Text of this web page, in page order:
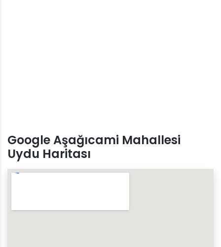
Google Aşağıcami Mahallesi
Uydu Haritası